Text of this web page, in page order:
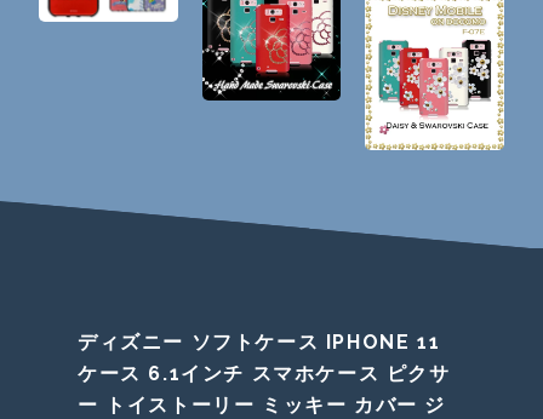
ディズニー ソフトケース IPHONE 11
ケース 6.1インチ スマホケース ピクサ
ー トイストーリー ミッキー カバー ジ